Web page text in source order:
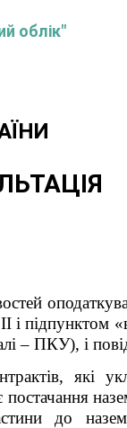
облік"
іпідпунктом
– ПКУ), і
які
до